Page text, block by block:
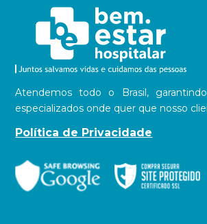
Atendemos todo o Brasil,
especializados onde quer que nosso
Política de Privacidade